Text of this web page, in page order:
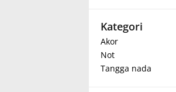
Deutsch
Kategori
Akor
Not
Tangga nada